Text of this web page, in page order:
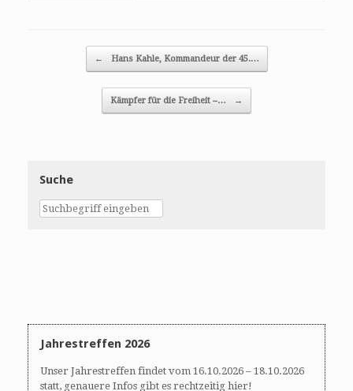
← Hans Kahle, Kommandeur der 45.…
Kämpfer für die Freiheit –… →
Suche
Jahrestreffen 2026
Unser Jahrestreffen findet vom 16.10.2026 – 18.10.2026
statt, genauere Infos gibt es rechtzeitig hier!